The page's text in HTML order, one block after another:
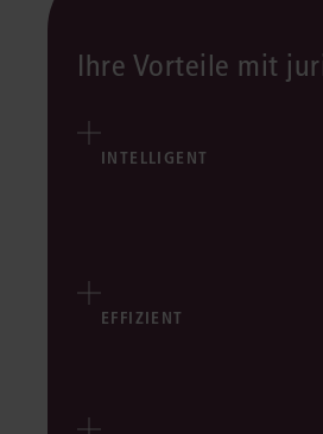
Ihre Vorteile mit
INTELLIGENT
EFFIZIENT